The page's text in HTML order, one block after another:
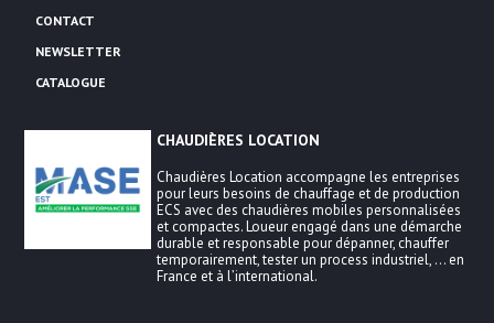
CONTACT
NEWSLETTER
CATALOGUE
CHAUDIÈRES LOCATION
Chaudières Location accompagne les entreprises
pour leurs besoins de chauffage et de production
ECS avec des chaudières mobiles personnalisées
et compactes. Loueur engagé dans une démarche
durable et responsable pour dépanner, chauffer
temporairement, tester un process industriel, … en
France et à l’international.